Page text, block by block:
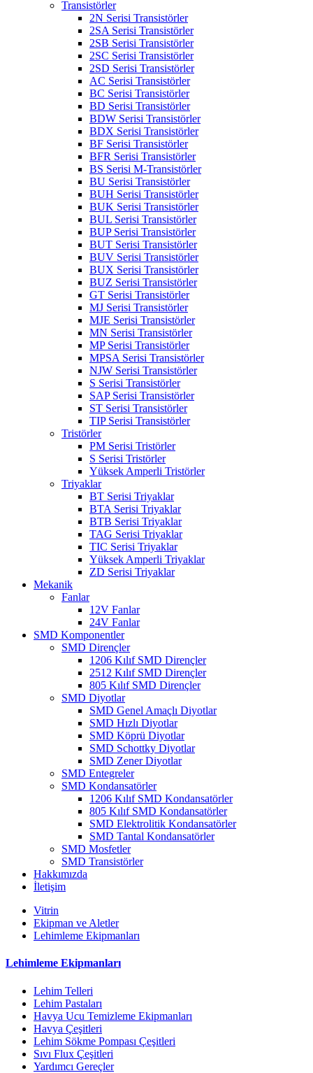
Transistörler
2N Serisi Transistörler
2SA Serisi Transistörler
2SB Serisi Transistörler
2SC Serisi Transistörler
2SD Serisi Transistörler
AC Serisi Transistörler
BC Serisi Transistörler
BD Serisi Transistörler
BDW Serisi Transistörler
BDX Serisi Transistörler
BF Serisi Transistörler
BFR Serisi Transistörler
BS Serisi M-Transistörler
BU Serisi Transistörler
BUH Serisi Transistörler
BUK Serisi Transistörler
BUL Serisi Transistörler
BUP Serisi Transistörler
BUT Serisi Transistörler
BUV Serisi Transistörler
BUX Serisi Transistörler
BUZ Serisi Transistörler
GT Serisi Transistörler
MJ Serisi Transistörler
MJE Serisi Transistörler
MN Serisi Transistörler
MP Serisi Transistörler
MPSA Serisi Transistörler
NJW Serisi Transistörler
S Serisi Transistörler
SAP Serisi Transistörler
ST Serisi Transistörler
TIP Serisi Transistörler
Tristörler
PM Serisi Tristörler
S Serisi Tristörler
Yüksek Amperli Tristörler
Triyaklar
BT Serisi Triyaklar
BTA Serisi Triyaklar
BTB Serisi Triyaklar
TAG Serisi Triyaklar
TIC Serisi Triyaklar
Yüksek Amperli Triyaklar
ZD Serisi Triyaklar
Mekanik
Fanlar
12V Fanlar
24V Fanlar
SMD Komponentler
SMD Dirençler
1206 Kılıf SMD Dirençler
2512 Kılıf SMD Dirençler
805 Kılıf SMD Dirençler
SMD Diyotlar
SMD Genel Amaçlı Diyotlar
SMD Hızlı Diyotlar
SMD Köprü Diyotlar
SMD Schottky Diyotlar
SMD Zener Diyotlar
SMD Entegreler
SMD Kondansatörler
1206 Kılıf SMD Kondansatörler
805 Kılıf SMD Kondansatörler
SMD Elektrolitik Kondansatörler
SMD Tantal Kondansatörler
SMD Mosfetler
SMD Transistörler
Hakkımızda
İletişim
Vitrin
Ekipman ve Aletler
Lehimleme Ekipmanları
Lehimleme Ekipmanları
Lehim Telleri
Lehim Pastaları
Havya Ucu Temizleme Ekipmanları
Havya Çeşitleri
Lehim Sökme Pompası Çeşitleri
Sıvı Flux Çeşitleri
Yardımcı Gereçler